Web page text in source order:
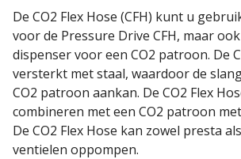
De CO2 Flex Hose (CFH) kunt u
voor de Pressure Drive CFH, maar ook
dispenser voor een CO2 patroon. De
versterkt met staal, waardoor de
CO2 patroon aankan. De CO2 Flex
combineren met een CO2 patroon
De CO2 Flex Hose kan zowel presta
ventielen oppompen.